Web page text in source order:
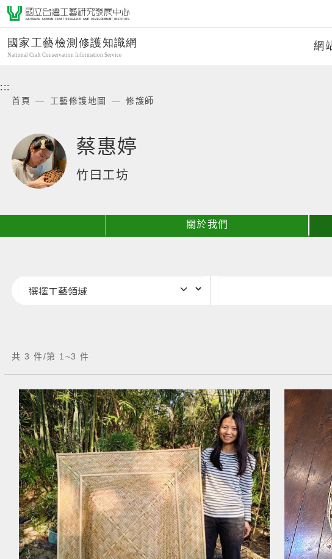
跳
到
主
要
容
國家工藝檢測修護知識網
網
:::
首頁 工藝修護地圖 修護師
蔡惠婷
竹曰工坊
關於我們
共 3 件/第 1~3 件